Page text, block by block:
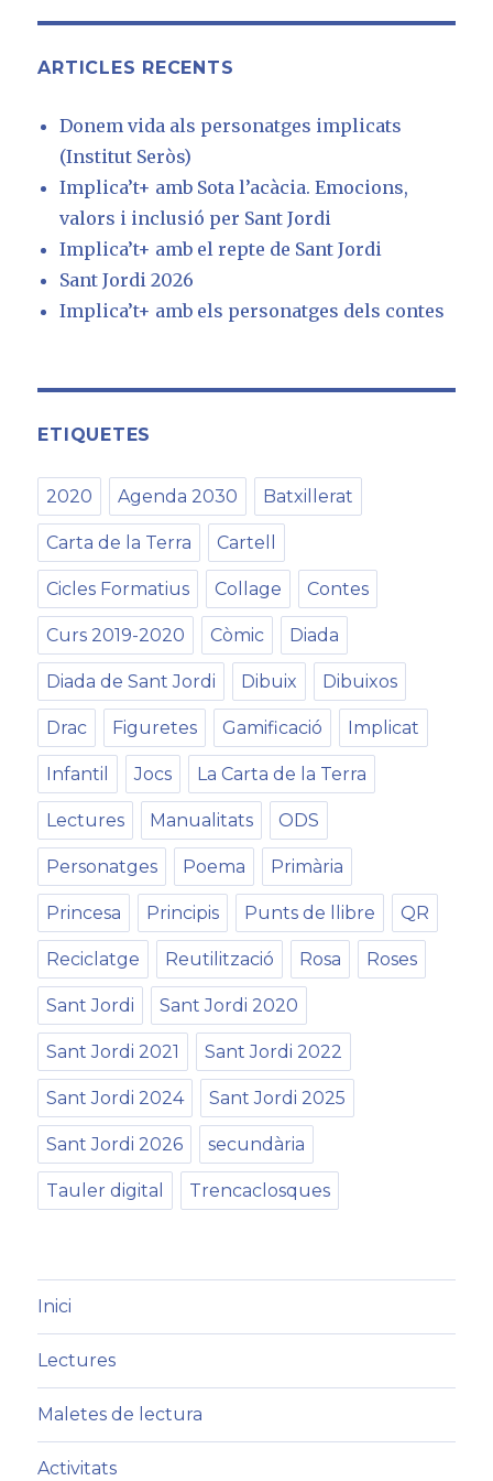
ARTICLES RECENTS
Donem vida als personatges implicats
(Institut Seròs)
Implica’t+ amb Sota l’acàcia. Emocions,
valors i inclusió per Sant Jordi
Implica’t+ amb el repte de Sant Jordi
Sant Jordi 2026
Implica’t+ amb els personatges dels contes
ETIQUETES
2020 Agenda 2030 Batxillerat
Carta de la Terra Cartell
Cicles Formatius Collage Contes
Curs 2019-2020 Còmic Diada
Diada de Sant Jordi Dibuix Dibuixos
Drac Figuretes Gamificació Implicat
Infantil Jocs La Carta de la Terra
Lectures Manualitats ODS
Personatges Poema Primària
Princesa Principis Punts de llibre QR
Reciclatge Reutilització Rosa Roses
Sant Jordi Sant Jordi 2020
Sant Jordi 2021 Sant Jordi 2022
Sant Jordi 2024 Sant Jordi 2025
Sant Jordi 2026 secundària
Tauler digital Trencaclosques
Inici
Lectures
Maletes de lectura
Activitats